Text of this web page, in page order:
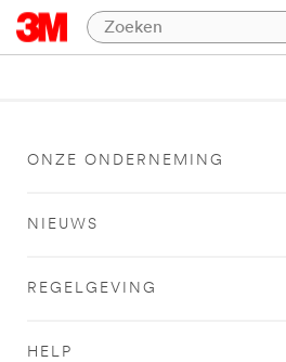
ONZE ONDERNEMING
NIEUWS
REGELGEVING
HELP